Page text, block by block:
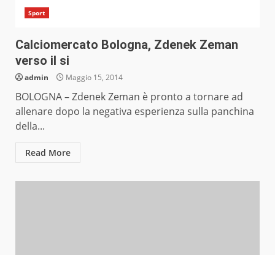
Sport
Calciomercato Bologna, Zdenek Zeman
verso il si
admin Maggio 15, 2014
BOLOGNA – Zdenek Zeman è pronto a tornare ad
allenare dopo la negativa esperienza sulla panchina
della...
Read More